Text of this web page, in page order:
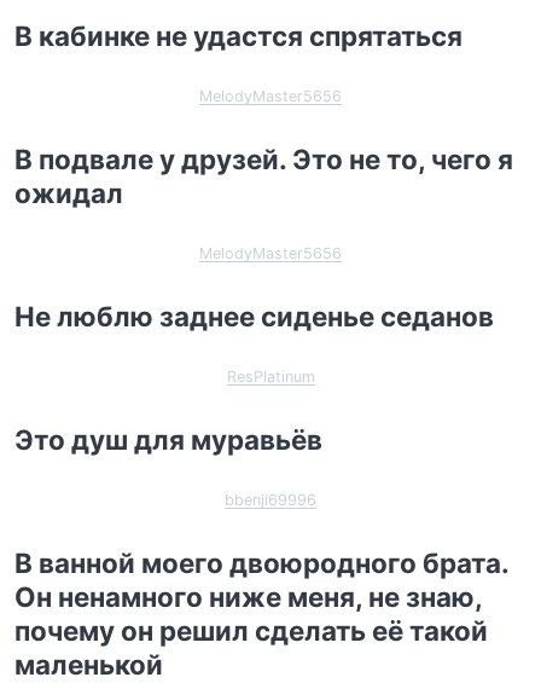
В кабинке не удастся спрятаться
MelodyMaster5656
В подвале у друзей. Это не то, чего я
ожидал
MelodyMaster5656
Не люблю заднее сиденье седанов
ResPlatinum
Это душ для муравьёв
bbenji69996
В ванной моего двоюродного брата.
Он ненамного ниже меня, не знаю,
почему он решил сделать её такой
маленькой